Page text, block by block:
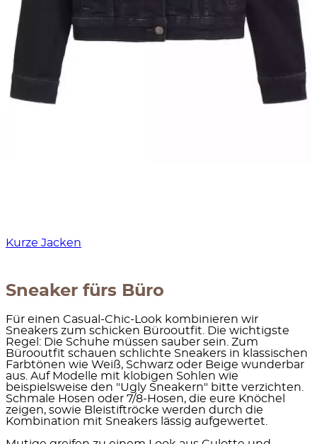
Kurze Jacken
Sneaker fürs Büro
Für einen Casual-Chic-Look kombinieren wir
Sneakers zum schicken Bürooutfit. Die wichtigste
Regel: Die Schuhe müssen sauber sein. Zum
Bürooutfit schauen schlichte Sneakers in klassischen
Farbtönen wie Weiß, Schwarz oder Beige wunderbar
aus. Auf Modelle mit klobigen Sohlen wie
beispielsweise den "Ugly Sneakern" bitte verzichten.
Schmale Hosen oder 7/8-Hosen, die eure Knöchel
zeigen, sowie Bleistiftröcke werden durch die
Kombination mit Sneakers lässig aufgewertet.